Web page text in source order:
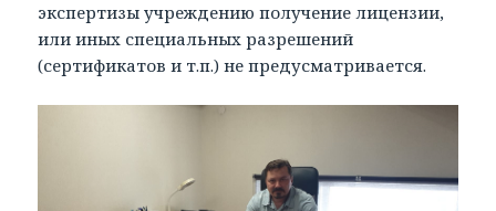
экспертизы учреждению получение лицензии,
или иных специальных разрешений
(сертификатов и т.п.) не предусматривается.